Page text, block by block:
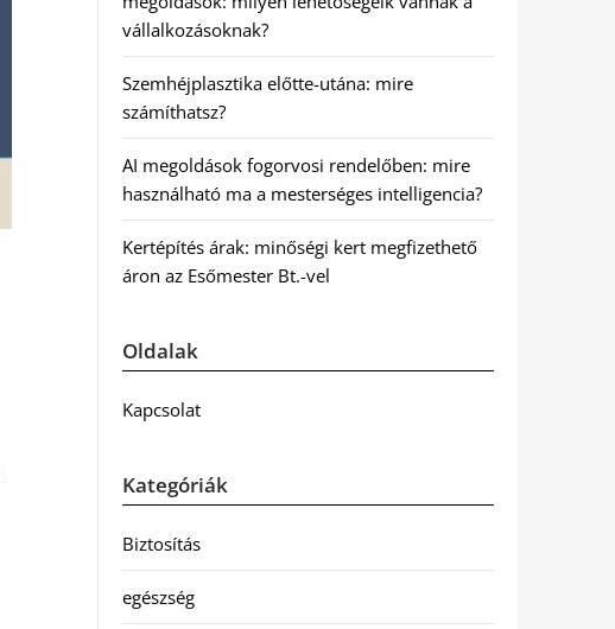
vállalkozásoknak?
Szemhéjplasztika előtte-utána: mire
számíthatsz?
AI megoldások fogorvosi rendelőben: mire
használható ma a mesterséges intelligencia?
Kertépítés árak: minőségi kert megfizethető
áron az Esőmester Bt.-vel
Oldalak
Kapcsolat
Kategóriák
Biztosítás
egészség